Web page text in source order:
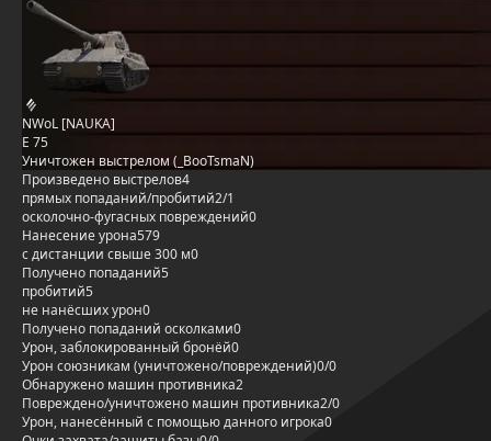
NWoL [NAUKA]
E 75
Уничтожен выстрелом (_BooTsmaN)
Произведено выстрелов4
прямых попаданий/пробитий2/1
осколочно-фугасных повреждений0
Нанесение урона579
с дистанции свыше 300 м0
Получено попаданий5
пробитий5
не нанёсших урон0
Получено попаданий осколками0
Урон, заблокированный бронёй0
Урон союзникам (уничтожено/повреждений)0/0
Обнаружено машин противника2
Повреждено/уничтожено машин противника2/0
Урон, нанесённый с помощью данного игрока0